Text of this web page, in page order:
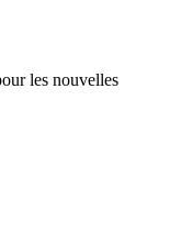
les nouvelles